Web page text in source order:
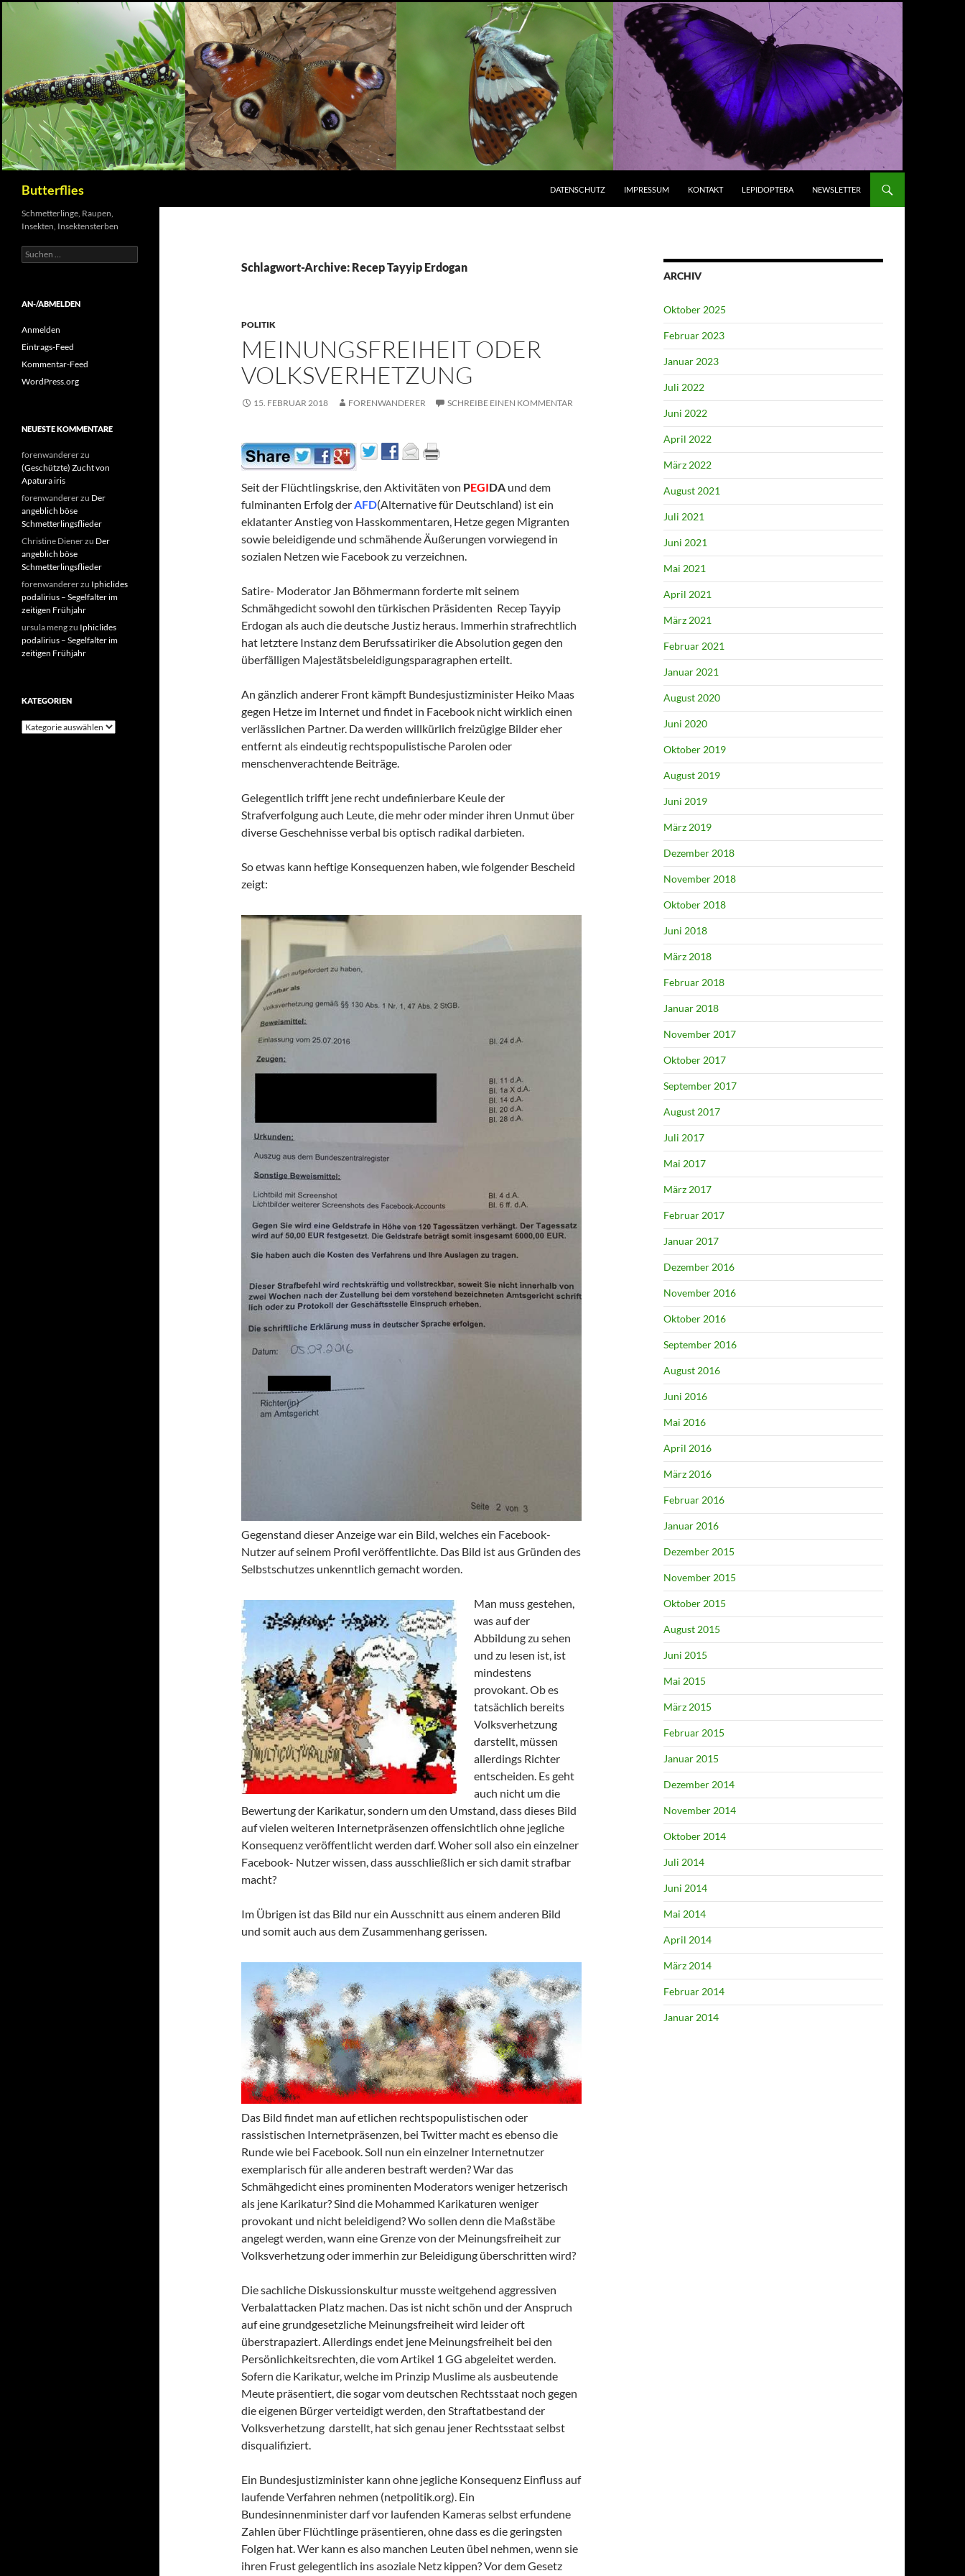
Butterflies
DATENSCHUTZ
IMPRESSUM KONTAKT LEPIDOPTERA NEWSLETTER
Schlagwort-Archive: Recep Tayyip Erdogan
POLITIK
MEINUNGSFREIHEIT ODER
VOLKSVERHETZUNG
15. FEBRUAR 2018 FORENWANDERER SCHREIBE EINEN KOMMENTAR
Seit der Flüchtlingskrise, den Aktivitäten von PEGIDA und dem
fulminanten Erfolg derAFD(Alternative für Deutschland) ist ein
eklatanter Anstieg von Hasskommentaren, Hetze gegen Migranten
sowie beleidigende und schmähende Äußerungen vorwiegend in
sozialen Netzen wie Facebook zu verzeichnen.
Satire- Moderator Jan Böhmermann forderte mit seinem
Schmähgedicht sowohl den türkischen Präsidenten Recep Tayyip
Erdogan als auch die deutsche Justiz heraus. Immerhin strafrechtlich
hat letztere Instanz dem Berufssatiriker die Absolution gegen den
überfälligen Majestätsbeleidigungsparagraphen erteilt.
An gänzlich anderer Front kämpft Bundesjustizminister Heiko Maas
gegen Hetze im Internet und findet in Facebook nicht wirklich einen
verlässlichen Partner. Da werden willkürlich freizügige Bilder eher
entfernt als eindeutig rechtspopulistische Parolen oder
menschenverachtende Beiträge.
Gelegentlich trifft jene recht undefinierbare Keule der
Strafverfolgung auch Leute, die mehr oder minder ihren Unmut über
diverse Geschehnisse verbal bis optisch radikal darbieten.
So etwas kann heftige Konsequenzen haben, wie folgender Bescheid
zeigt:
Gegenstand dieser Anzeige war ein Bild, welches ein Facebook-
Nutzer auf seinem Profil veröffentlichte. Das Bild ist aus Gründen des
Selbstschutzes unkenntlich gemacht worden.
Man muss gestehen,
was auf der
Abbildung zu sehen
und zu lesen ist, ist
mindestens
provokant. Ob es
tatsächlich bereits
Volksverhetzung
darstellt, müssen
allerdings Richter
entscheiden. Es geht
auch nicht um die
Bewertung der Karikatur, sondern um den Umstand, dass dieses Bild
auf vielen weiteren Internetpräsenzen offensichtlich ohne jegliche
Konsequenz veröffentlicht werden darf. Woher soll also ein einzelner
Facebook- Nutzer wissen, dass ausschließlich er sich damit strafbar
macht?
Im Übrigen ist das Bild nur ein Ausschnitt aus einem anderen Bild
und somit auch aus dem Zusammenhang gerissen.
Das Bild findet man auf etlichen rechtspopulistischen oder
rassistischen Internetpräsenzen, bei Twitter macht es ebenso die
Runde wie bei Facebook. Soll nun ein einzelner Internetnutzer
exemplarisch für alle anderen bestraft werden? War das
Schmähgedicht eines prominenten Moderators weniger hetzerisch
als jene Karikatur? Sind die Mohammed Karikaturen weniger
provokant und nicht beleidigend? Wo sollen denn die Maßstäbe
angelegt werden, wann eine Grenze von der Meinungsfreiheit zur
Volksverhetzung oder immerhin zur Beleidigung überschritten wird?
Die sachliche Diskussionskultur musste weitgehend aggressiven
Verbalattacken Platz machen. Das ist nicht schön und der Anspruch
auf eine grundgesetzliche Meinungsfreiheit wird leider oft
überstrapaziert. Allerdings endet jene Meinungsfreiheit bei den
Persönlichkeitsrechten, die vom Artikel 1 GG abgeleitet werden.
Sofern die Karikatur, welche im Prinzip Muslime als ausbeutende
Meute präsentiert, die sogar vom deutschen Rechtsstaat noch gegen
die eigenen Bürger verteidigt werden, den Straftatbestand der
Volksverhetzung darstellt, hat sich genau jener Rechtsstaat selbst
disqualifiziert.
Ein Bundesjustizminister kann ohne jegliche Konsequenz Einfluss auf
laufende Verfahren nehmen (netpolitik.org). Ein
Bundesinnenminister darf vor laufenden Kameras selbst erfundene
Zahlen über Flüchtlinge präsentieren, ohne dass es die geringsten
Folgen hat. Wer kann es also manchen Leuten übel nehmen, wenn sie
ihren Frust gelegentlich ins asoziale Netz kippen? Vor dem Gesetz
ARCHIV
Oktober 2025
Februar 2023
Januar 2023
Juli 2022
Juni 2022
April 2022
März 2022
August 2021
Juli 2021
Juni 2021
Mai 2021
April 2021
März 2021
Februar 2021
Januar 2021
August 2020
Juni 2020
Oktober 2019
August 2019
Juni 2019
März 2019
Dezember 2018
November 2018
Oktober 2018
Juni 2018
März 2018
Februar 2018
Januar 2018
November 2017
Oktober 2017
September 2017
August 2017
Juli 2017
Mai 2017
März 2017
Februar 2017
Januar 2017
Dezember 2016
November 2016
Oktober 2016
September 2016
August 2016
Juni 2016
Mai 2016
April 2016
März 2016
Februar 2016
Januar 2016
Dezember 2015
November 2015
Oktober 2015
August 2015
Juni 2015
Mai 2015
März 2015
Februar 2015
Januar 2015
Dezember 2014
November 2014
Oktober 2014
Juli 2014
Juni 2014
Mai 2014
April 2014
März 2014
Februar 2014
Januar 2014
Schmetterlinge, Raupen,
Insekten, Insektensterben
Suchen
nach:
AN-/ABMELDEN
Anmelden
Eintrags-Feed
Kommentar-Feed
WordPress.org
NEUESTE KOMMENTARE
forenwandererzu
(Geschützte) Zucht von
Apatura iris
forenwandererzu Der
angeblich böse
Schmetterlingsflieder
Christine Dienerzu Der
angeblich böse
Schmetterlingsflieder
forenwandererzu Iphiclides
podalirius – Segelfalter im
zeitigen Frühjahr
ursula mengzu Iphiclides
podalirius – Segelfalter im
zeitigen Frühjahr
KATEGORIEN
Kategorien